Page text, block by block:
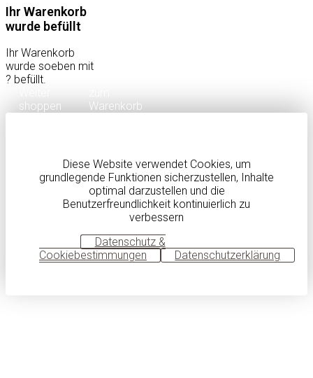
Ihr Warenkorb
wurde befüllt
Ihr Warenkorb
wurde soeben mit
? befüllt.
shoppen
Warenkorb
Diese Website verwendet Cookies, um
grundlegende Funktionen sicherzustellen, Inhalte
optimal darzustellen und die
Benutzerfreundlichkeit kontinuierlich zu
verbessern
Datenschutz &
Cookiebestimmungen
Datenschutzerklärung